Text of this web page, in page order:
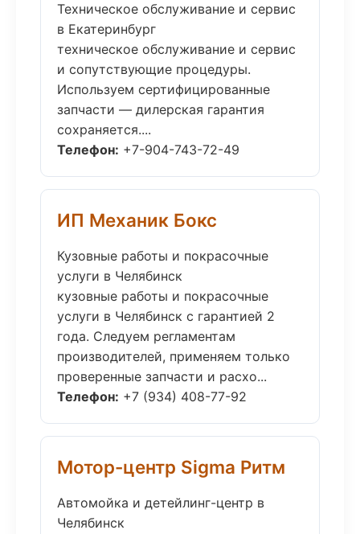
Техническое обслуживание и сервис
в Екатеринбург
техническое обслуживание и сервис
и сопутствующие процедуры.
Используем сертифицированные
запчасти — дилерская гарантия
сохраняется....
Телефон: +7-904-743-72-49
ИП Механик Бокс
Кузовные работы и покрасочные
услуги в Челябинск
кузовные работы и покрасочные
услуги в Челябинск с гарантией 2
года. Следуем регламентам
производителей, применяем только
проверенные запчасти и расхо...
Телефон: +7 (934) 408-77-92
Мотор-центр Sigma Ритм
Автомойка и детейлинг-центр в
Челябинск